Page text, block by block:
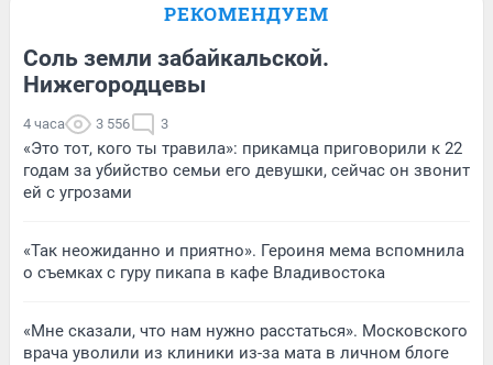
РЕКОМЕНДУЕМ
Соль земли забайкальской.
Нижегородцевы
4 часа 3 556 3
«Это тот, кого ты травила»: прикамца приговорили к 22
годам за убийство семьи его девушки, сейчас он звонит
ей с угрозами
«Так неожиданно и приятно». Героиня мема вспомнила
о съемках с гуру пикапа в кафе Владивостока
«Мне сказали, что нам нужно расстаться». Московского
врача уволили из клиники из-за мата в личном блоге